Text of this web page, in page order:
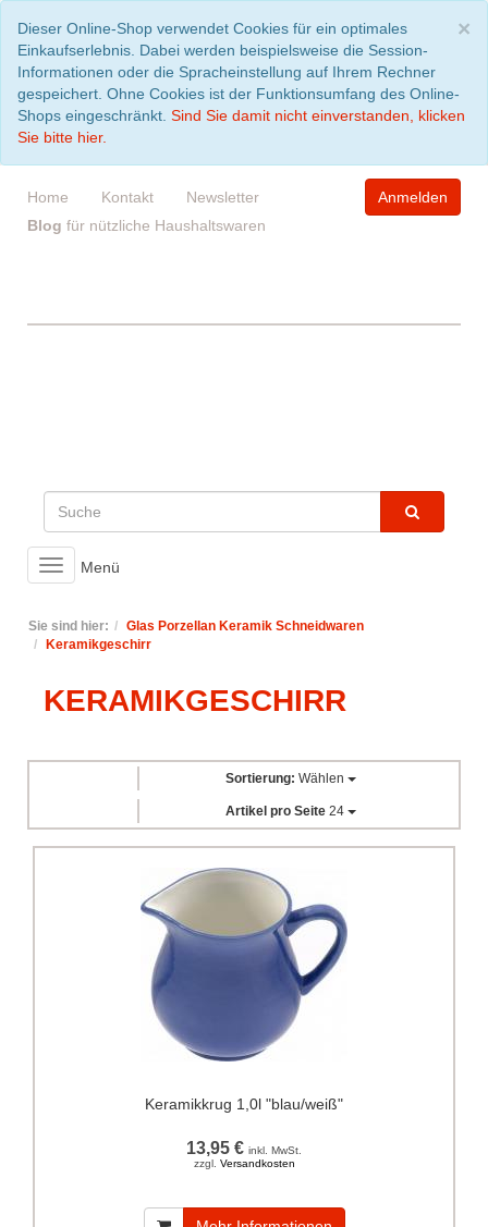
×
Dieser Online-Shop verwendet Cookies für ein optimales
Einkaufserlebnis. Dabei werden beispielsweise die Session-
Informationen oder die Spracheinstellung auf Ihrem Rechner
gespeichert. Ohne Cookies ist der Funktionsumfang des Online-
Shops eingeschränkt. Sind Sie damit nicht einverstanden, klicken
Sie bitte hier.
Home Kontakt
Newsletter
Blog für nützliche Haushaltswaren
Anmelden
Toggle
navigation
Menü
Sie sind hier:
Glas Porzellan Keramik Schneidwaren
Keramikgeschirr
KERAMIKGESCHIRR
Sortierung: Wählen
Artikel pro Seite 24
Keramikkrug 1,0l "blau/weiß"
13,95 € inkl. MwSt.
zzgl. Versandkosten